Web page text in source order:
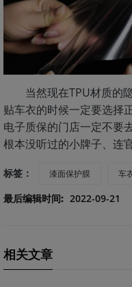
当然现在TPU材质的
贴车衣的时候一定要选择
电子质保的门店一定不要
根本没听过的小牌子、连
标签： 漆面保护膜 车
最后编辑时间: 2022-09-21
相关文章